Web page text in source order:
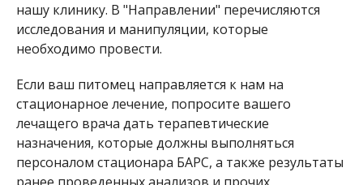
нашу клинику. В "Направлении" перечисляются
исследования и манипуляции, которые
необходимо провести.
Если ваш питомец направляется к нам на
стационарное лечение, попросите вашего
лечащего врача дать терапевтические
назначения, которые должны выполняться
персоналом стационара БАРС, а также результаты